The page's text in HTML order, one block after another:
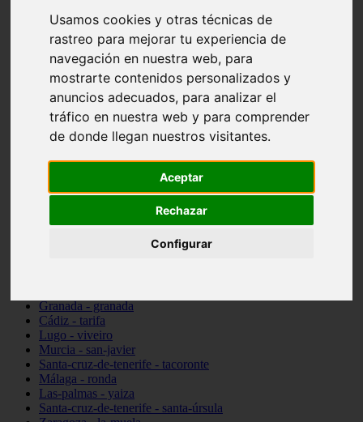
Usamos cookies y otras técnicas de
rastreo para mejorar tu experiencia de
navegación en nuestra web, para
mostrarte contenidos personalizados y
anuncios adecuados, para analizar el
tráfico en nuestra web y para comprender
de donde llegan nuestros visitantes.
Aceptar
Rechazar
Configurar
vocabulario de cocina
Madrid - pozuelo-de-alarcón
Teruel - sarrión
Cádiz - algodonales
Illes-balears - inca
Madrid - madrid
Málaga - torremolinos
Asturias - oviedo
Cádiz - el-puerto-de-santa-maría
Asturias - aller
Toledo - illescas
Málaga - marbella
Granada - granada
Cádiz - tarifa
Lugo - viveiro
Murcia - san-javier
Santa-cruz-de-tenerife - tacoronte
Málaga - ronda
Las-palmas - yaiza
Santa-cruz-de-tenerife - santa-úrsula